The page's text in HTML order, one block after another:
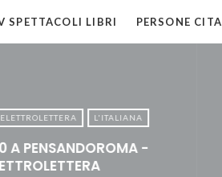
SPETTACOLI LIBRI PERSONE
ELETTROLETTERA L'ITALIANA
A PENSANDOROMA -